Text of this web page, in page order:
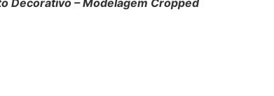
Decorativo – Modelagem Cropped